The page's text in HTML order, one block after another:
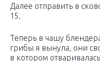
Далее отправить в
15.
Теперь в чашу
грибы я вынула, они
в котором